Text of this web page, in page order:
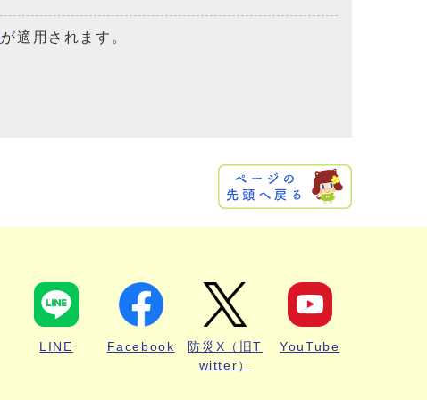
が適用されます。
LINE Facebook
防災X（旧T
witter）
YouTube